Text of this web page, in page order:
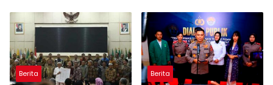
Berita Berita